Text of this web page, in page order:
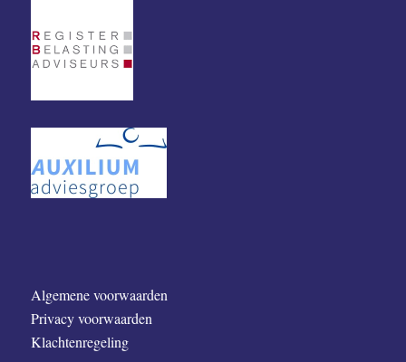
Algemene voorwaarden
Privacy voorwaarden
Klachtenregeling